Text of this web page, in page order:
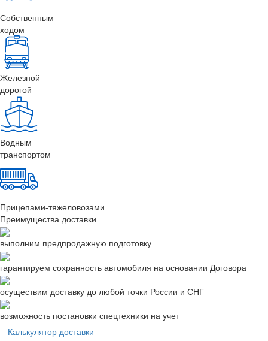
Собственным
ходом
Железной
дорогой
Водным
транспортом
Прицепами-тяжеловозами
Преимущества доставки
выполним предпродажную подготовку
гарантируем сохранность автомобиля на основании Договора
осуществим доставку до любой точки России и СНГ
возможность постановки спецтехники на учет
Калькулятор доставки